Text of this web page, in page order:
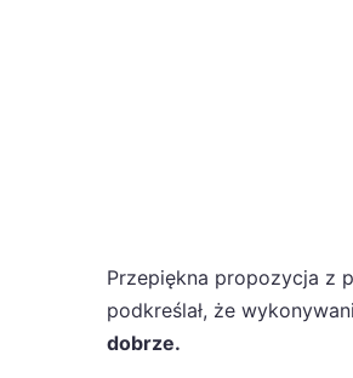
Przepiękna propozycja z
podkreślał, że
dobrze.